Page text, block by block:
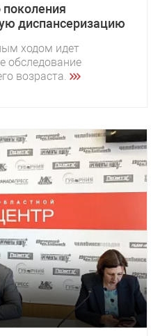
диспансеризацию
ходом идет
обследование
возраста.